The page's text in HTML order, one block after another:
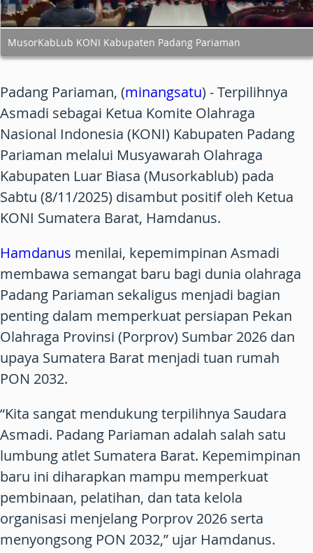
MusorKabLub KONI Kabupaten Padang Pariaman
Padang Pariaman, (minangsatu) - Terpilihnya
Asmadi sebagai Ketua Komite Olahraga
Nasional Indonesia (KONI) Kabupaten Padang
Pariaman melalui Musyawarah Olahraga
Kabupaten Luar Biasa (Musorkablub) pada
Sabtu (8/11/2025) disambut positif oleh Ketua
KONI Sumatera Barat, Hamdanus.
Hamdanus menilai, kepemimpinan Asmadi
membawa semangat baru bagi dunia olahraga
Padang Pariaman sekaligus menjadi bagian
penting dalam memperkuat persiapan Pekan
Olahraga Provinsi (Porprov) Sumbar 2026 dan
upaya Sumatera Barat menjadi tuan rumah
PON 2032.
“Kita sangat mendukung terpilihnya Saudara
Asmadi. Padang Pariaman adalah salah satu
lumbung atlet Sumatera Barat. Kepemimpinan
baru ini diharapkan mampu memperkuat
pembinaan, pelatihan, dan tata kelola
organisasi menjelang Porprov 2026 serta
menyongsong PON 2032,” ujar Hamdanus.